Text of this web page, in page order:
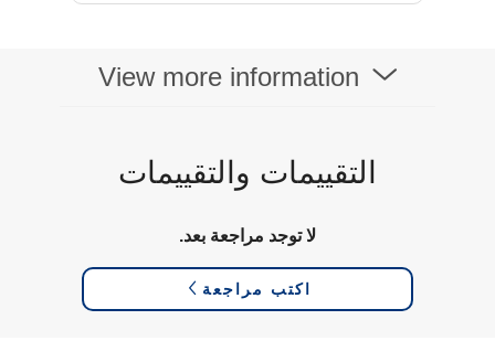
View more information
التقييمات والتقييمات
لا توجد مراجعة بعد.
اكتب مراجعة